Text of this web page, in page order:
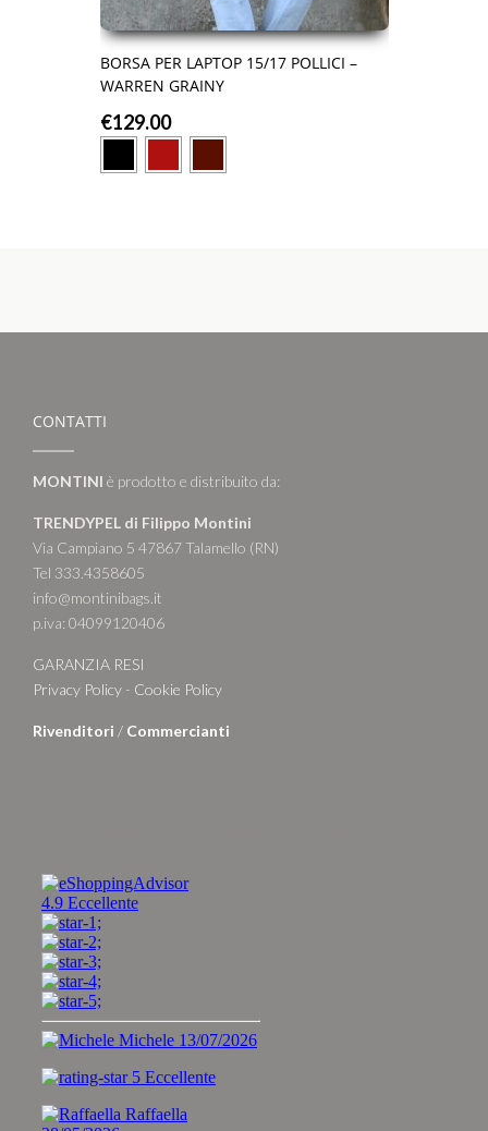
BORSA PER LAPTOP 15/17 POLLICI –
WARREN GRAINY
€129.00
CONTATTI
MONTINI è prodotto e distribuito da:
TRENDYPEL di Filippo Montini
Via Campiano 5 47867 Talamello (RN)
Tel 333.4358605
info@montinibags.it
p.iva: 04099120406
GARANZIA RESI
Privacy Policy - Cookie Policy
Rivenditori / Commercianti